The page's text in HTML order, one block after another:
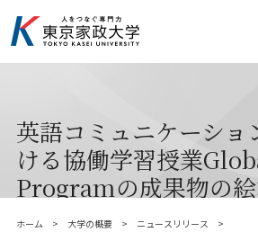
英語コミュニケーショ
ける協働学習授業
Programの成果物の
ナン共和国大使館へ進
ホーム 大学の概要
ニュースリリース